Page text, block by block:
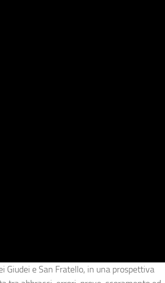
Giudei e San Fratello, in una prospettiva